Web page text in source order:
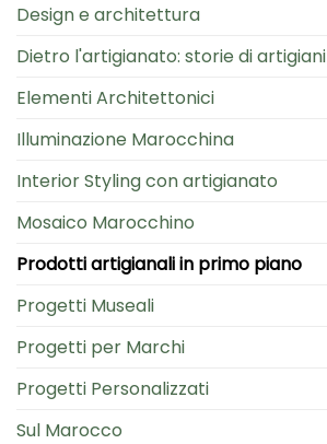
Design e architettura
Dietro l'artigianato: storie di artigiani
Elementi Architettonici
Illuminazione Marocchina
Interior Styling con artigianato
Mosaico Marocchino
Prodotti artigianali in primo piano
Progetti Museali
Progetti per Marchi
Progetti Personalizzati
Sul Marocco